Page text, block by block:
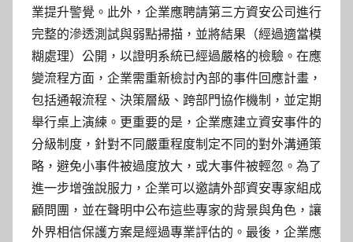
業提升警覺。此外，企業應聘請第三方資安公司進行
完整的滲透測試與弱點掃描，並將結果（經過適當模
糊處理）公開，以證明系統已經過嚴格的檢驗。在應
變流程方面，企業需重新檢討內部的事件回應計畫，
包括通報流程、決策層級、跨部門協作機制，並定期
舉行桌上演練。更重要的是，企業應建立資安事件的
分級制度，針對不同嚴重程度制定不同的對外溝通策
略，避免小事件被過度放大，或大事件被輕忽。為了
進一步增強說服力，企業可以邀請外部資安專家組成
顧問團，並在聲明中公布這些專家的背景與角色，讓
外界相信保護方案是經過專業評估的。最後，企業應